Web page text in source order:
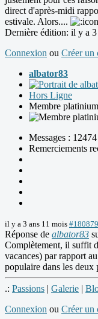
direct d'après-midi
estivale. Alors....
Dernière édition: il y a
Connexion ou Créer un
albator83
Hors Ligne
Membre platinium
Messages : 12474
Remerciements
il y a 3 ans 11 mois #180879
Réponse de albator83
Complètement, il suffit
vacances) par rapport
populaire dans les deux
.: Passions | Galerie |
Connexion ou Créer un